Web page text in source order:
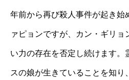
年前から再び殺人事件が起き始
ァピョンですが、カン・ギリョ
い力の存在を否定し続けます。
スの娘が生きていることを知り